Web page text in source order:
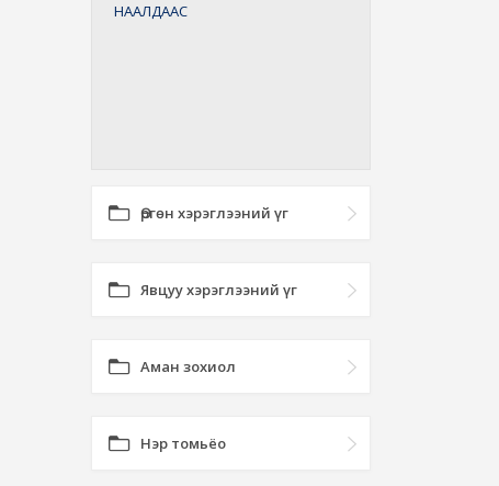
НААЛДААС
Өргөн хэрэглээний үг
Явцуу хэрэглээний үг
Аман зохиол
Нэр томьёо